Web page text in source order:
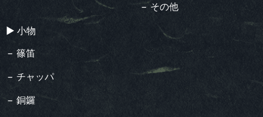
− その他
▶︎ 小物
− 篠笛
− チャッパ
− 銅鑼